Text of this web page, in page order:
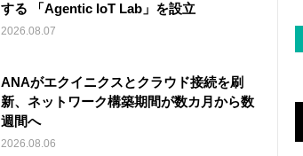
する 「Agentic IoT Lab」を設立
2026.08.07
ANAがエクイニクスとクラウド接続を刷
新、ネットワーク構築期間が数カ月から数
週間へ
2026.08.06